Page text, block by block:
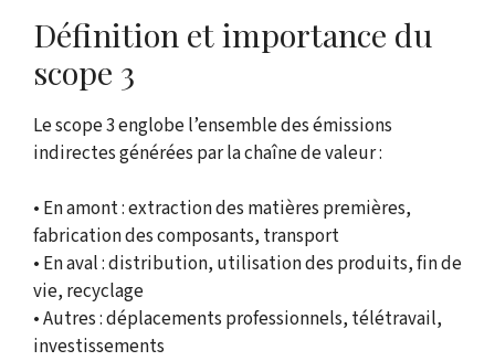
Définition et importance du
scope 3
Le scope 3 englobe l’ensemble des émissions
indirectes générées par la chaîne de valeur :
• En amont : extraction des matières premières,
fabrication des composants, transport
• En aval : distribution, utilisation des produits, fin de
vie, recyclage
• Autres : déplacements professionnels, télétravail,
investissements